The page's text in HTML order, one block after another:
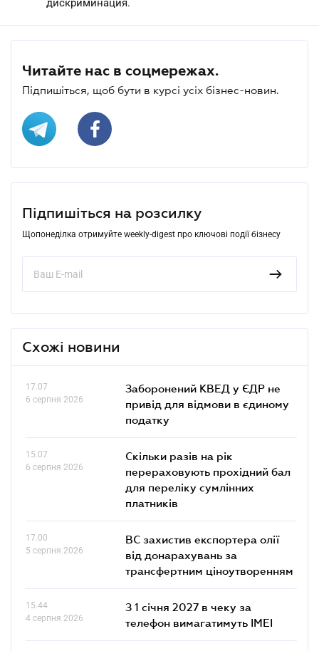
дискриминация.
Читайте нас в соцмережах.
Підпишіться, щоб бути в курсі усіх бізнес-новин.
Підпишіться на розсилку
Щопонеділка отримуйте weekly-digest про ключові події бізнесу
Схожі новини
17.07
6 серпня 2026
Заборонений КВЕД у ЄДР не
привід для відмови в єдиному
податку
15.07
6 серпня 2026
Скільки разів на рік
перераховують прохідний бал
для переліку сумлінних
платників
17.00
5 серпня 2026
ВС захистив експортера олії
від донарахувань за
трансфертним ціноутворенням
15.44
4 серпня 2026
З 1 січня 2027 в чеку за
телефон вимагатимуть IMEI